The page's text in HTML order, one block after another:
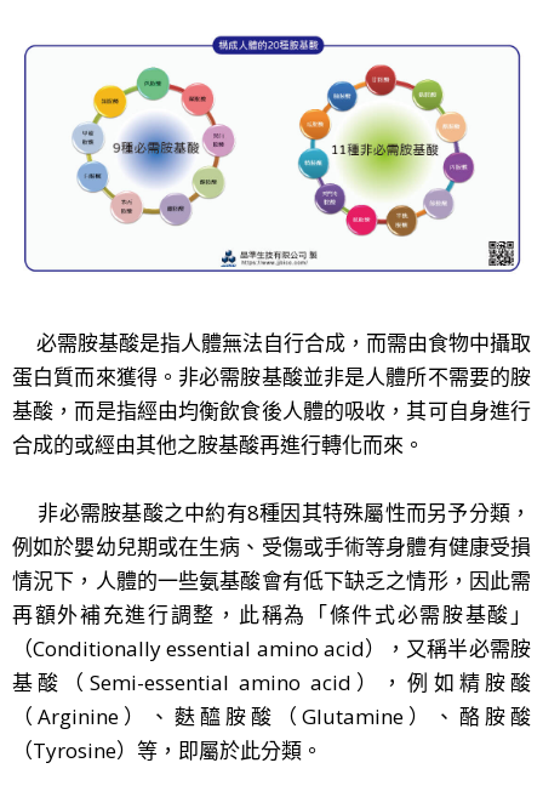
必需胺基酸是指人體無法自行合成，而需由食物中攝取
蛋白質而來獲得。非必需胺基酸並非是人體所不需要的胺
基酸，而是指經由均衡飲食後人體的吸收，其可自身進行
合成的或經由其他之胺基酸再進行轉化而來。
非必需胺基酸之中約有8種因其特殊屬性而另予分類，
例如於嬰幼兒期或在生病、受傷或手術等身體有健康受損
情況下，人體的一些氨基酸會有低下缺乏之情形，因此需
再額外補充進行調整，此稱為「條件式必需胺基酸」
（Conditionally essential amino acid），又稱半必需胺
基酸（Semi-essential amino acid），例如精胺酸
（Arginine）、麩醯胺酸（Glutamine）、酪胺酸
（Tyrosine）等，即屬於此分類。